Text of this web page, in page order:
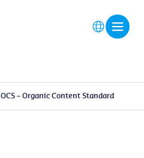
OCS – Organic Content Standard